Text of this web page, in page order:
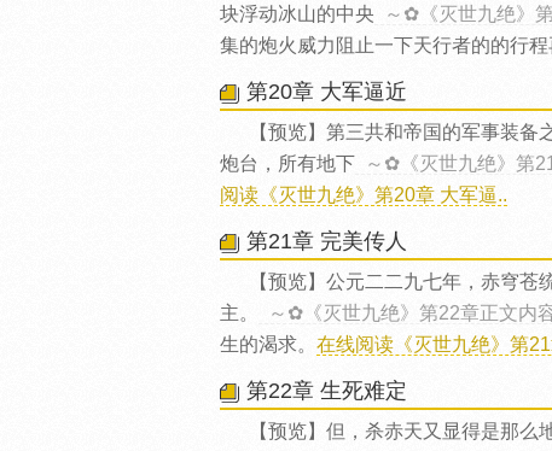
块浮动冰山的中央
～✿《灭世九绝》
集的炮火威力阻止一下天行者的的行程
第20章 大军逼近
【预览】第三共和帝国的军事装备
炮台，所有地下
～✿《灭世九绝》第
阅读《灭世九绝》第20章 大军逼..
第21章 完美传人
【预览】公元二二九七年，赤穹
主。
～✿《灭世九绝》第22章正文内
生的渴求。 在线阅读《灭世九绝》第
第22章 生死难定
【预览】但，杀赤天又显得是那